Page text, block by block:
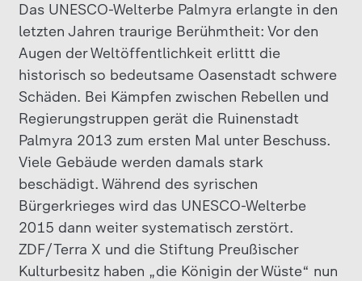
Das UNESCO-Welterbe Palmyra erlangte in den
letzten Jahren traurige Berühmtheit: Vor den
Augen der Weltöffentlichkeit erlittt die
historisch so bedeutsame Oasenstadt schwere
Schäden. Bei Kämpfen zwischen Rebellen und
Regierungstruppen gerät die Ruinenstadt
Palmyra 2013 zum ersten Mal unter Beschuss.
Viele Gebäude werden damals stark
beschädigt. Während des syrischen
Bürgerkrieges wird das UNESCO-Welterbe
2015 dann weiter systematisch zerstört.
ZDF/Terra X und die Stiftung Preußischer
Kulturbesitz haben „die Königin der Wüste“ nun